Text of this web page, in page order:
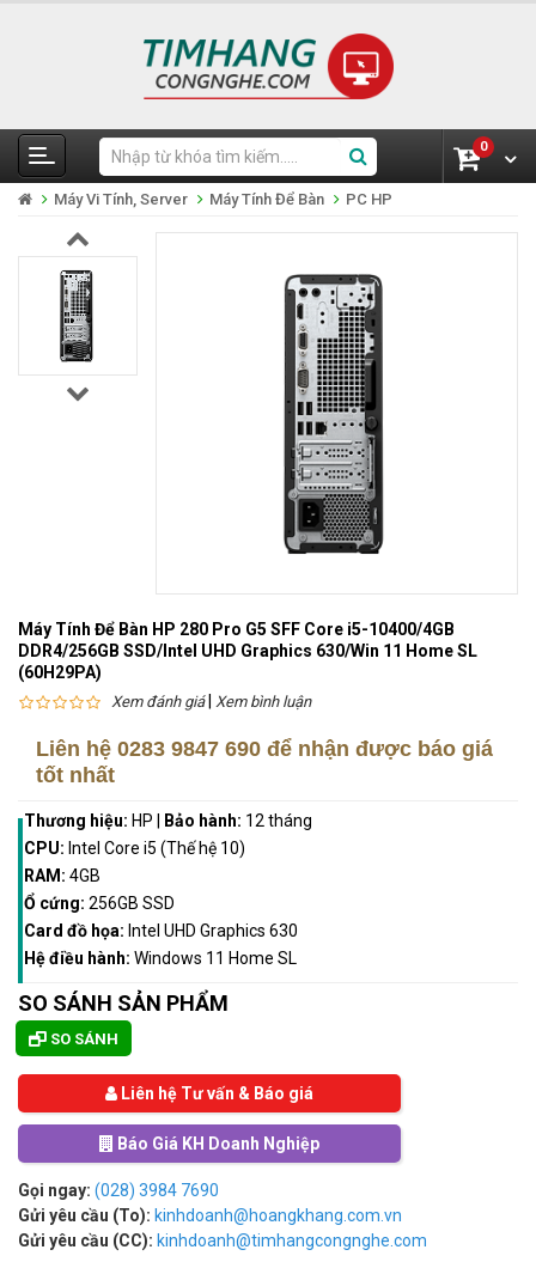
0
Máy Vi Tính, Server Máy Tính Để Bàn PC HP
Máy Tính Để Bàn HP 280 Pro G5 SFF Core i5-10400/4GB
DDR4/256GB SSD/Intel UHD Graphics 630/Win 11 Home SL
(60H29PA)
Xem đánh giá| Xem bình luận
Liên hệ 0283 9847 690 để nhận được báo giá
tốt nhất
Thương hiệu: HP Bảo hành: 12 tháng
CPU: Intel Core i5 (Thế hệ 10)
RAM: 4GB
Ổ cứng: 256GB SSD
Card đồ họa: Intel UHD Graphics 630
Hệ điều hành: Windows 11 Home SL
SO SÁNH SẢN PHẨM
SO SÁNH
Liên hệ Tư vấn & Báo giá
Báo Giá KH Doanh Nghiệp
Gọi ngay: (028) 3984 7690
Gửi yêu cầu (To): kinhdoanh@hoangkhang.com.vn
Gửi yêu cầu (CC): kinhdoanh@timhangcongnghe.com